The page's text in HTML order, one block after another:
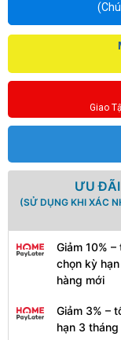
Giao
ƯU
(SỬ DỤNG KHI XÁC
Giảm 10%
chọn kỳ
hàng mới
Giảm 3% –
hạn 3